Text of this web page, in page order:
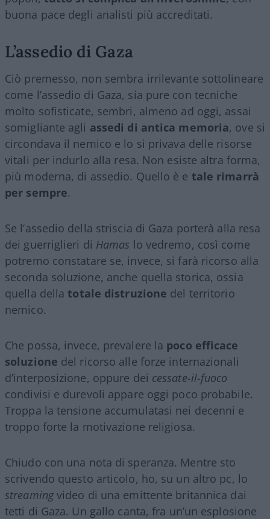
buona pace degli analisti più accreditati.
L’assedio di Gaza
Ciò premesso, non sembra irrilevante sottolineare
come l’assedio di Gaza, sia pure con tecniche
molto sofisticate, sembri, almeno ad oggi, assai
somigliante agli assedi di antica memoria, ove si
circondava il nemico e lo si privava delle risorse
vitali per indurlo alla resa. Non esiste altra forma,
più moderna, di assedio. Quello è e tale rimarrà
per sempre.
Se l’assedio della striscia di Gaza porterà alla resa
dei guerriglieri di Hamas lo vedremo, così come
potremo constatare se, invece, si farà ricorso alla
seconda soluzione, anche quella storica, ossia
quella dellatotale distruzione del territorio
nemico.
Che possa, invece, prevalere la poco efficace
soluzione del ricorso alle forze internazionali
d’interposizione, oppure dei cessate-il-fuoco
condivisi e durevoli appare oggi poco probabile.
Troppa la tensione accumulatasi nei decenni e
troppo forte la motivazione religiosa.
Chiudo con una nota di speranza. Mentre sto
scrivendo questo articolo, ho, su un altro pc, lo
streamingvideo di una emittente britannica dai
tetti di Gaza. Un gallo canta, fra un’un esplosione